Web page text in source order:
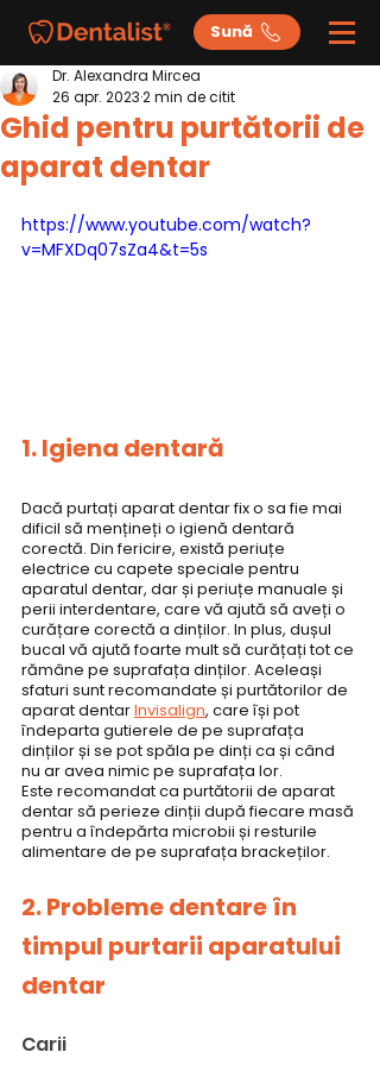
Sună
Ghid pentru purtătorii de
aparat dentar
Dr. Alexandra Mircea
26 apr. 20232 min de citit
https://www.youtube.com/watch?
v=MFXDq07sZa4&t=5s
1. Igiena dentară
Dacă purtați aparat dentar fix o sa fie mai
dificil să mențineți o igienă dentară
corectă. Din fericire, există periuțe
electrice cu capete speciale pentru
aparatul dentar, dar și periuțe manuale și
perii interdentare, care vă ajută să aveți o
curățare corectă a dinților. In plus, dușul
bucal vă ajută foarte mult să curățați tot ce
rămâne pe suprafața dinților. Aceleași
sfaturi sunt recomandate și purtătorilor de
aparat dentar Invisalign, care își pot
îndeparta gutierele de pe suprafața
dinților și se pot spăla pe dinți ca și când
nu ar avea nimic pe suprafața lor.
Este recomandat ca purtătorii de aparat
dentar să perieze dinții după fiecare masă
pentru a îndepărta microbii și resturile
alimentare de pe suprafața brackeților.
2. Probleme dentare în
timpul purtarii aparatului
dentar
Carii